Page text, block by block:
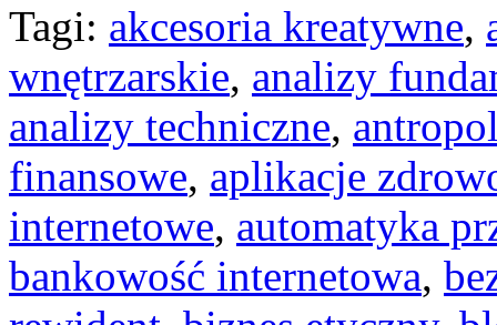
Tagi: akcesoria kreatywne,
wnętrzarskie, analizy
analizy techniczne,
finansowe, aplikacje
internetowe, automatyka
bankowość internetowa,